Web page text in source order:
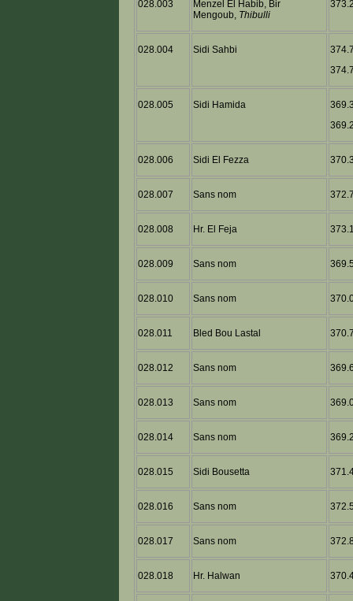
028.003
Menzel El Habib, Bir
Mengoub, Thibulli
028.004 Sidi Sahbi
028.005 Sidi Hamida
028.006 Sidi El Fezza
028.007 Sans nom
028.008 Hr. El Feja
028.009 Sans nom
028.010 Sans nom
028.011 Bled Bou Lastal
028.012 Sans nom
028.013 Sans nom
028.014 Sans nom
028.015 Sidi Bousetta
028.016 Sans nom
028.017 Sans nom
028.018 Hr. Halwan